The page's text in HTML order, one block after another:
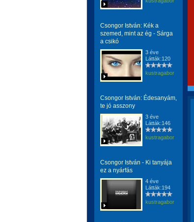
Csongor István: Kék a
szemed, mint az ég - Sárga
a csikó
3 éve
Látták:120
kustragabor
Csongor István: Édesanyám,
te jó asszony
3 éve
Látták:146
kustragabor
Csongor István - Ki tanyája
ez a nyárfás
4 éve
Látták:194
kustragabor